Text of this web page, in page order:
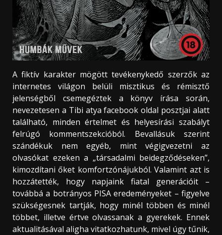
A fiktív karakter mögött tevékenykedő szerzők az
internetes világon belüli misztikus és rémisztő
jelenségből csemegéztek a könyv írása során,
nevezetesen a Tibi atya facebook oldal posztjai alatt
található, minden értelmet és helyesírási szabályt
felrúgó kommentszekcióból. Bevallásuk szerint
szándékuk nem egyéb, mint végigvezetni az
olvasókat ezeken a „társadalmi beidegződéseken”,
kimozdítani őket komfortzónájukból. Valamint azt is
hozzátették, hogy napjaink fiatal generációit –
továbbá a botrányos PISA eredeményeket – figyelve
szükségesnek tartják, hogy minél többen és minél
többet, illetve értve olvassanak a gyerekek. Ennek
aktualitásával aligha vitatkozhatunk, mivel úgy tűnik,